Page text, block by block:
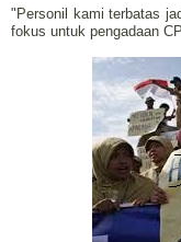
"Personil kami terbatas
fokus untuk pengadaan